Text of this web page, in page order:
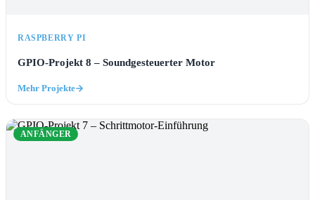
RASPBERRY PI
GPIO-Projekt 8 – Soundgesteuerter Motor
Mehr Projekte
ANFÄNGER